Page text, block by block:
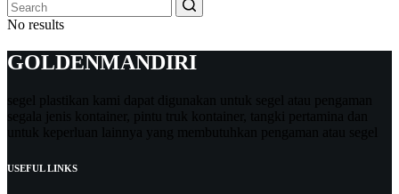
No results
GOLDENMANDIRI
segel plastikan kami dapat digunakan untuk segel atau pengaman
segala jenis kontainer, pintu truk kontainer, tangki pertamina dan
untuk keperluan lainnya yang membutuhkan pengaman atau segel
USEFUL LINKS